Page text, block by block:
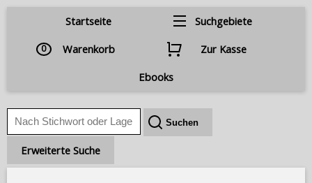
Startseite Suchgebiete
0 Warenkorb
Zur Kasse
Ebooks
Erweiterte Suche